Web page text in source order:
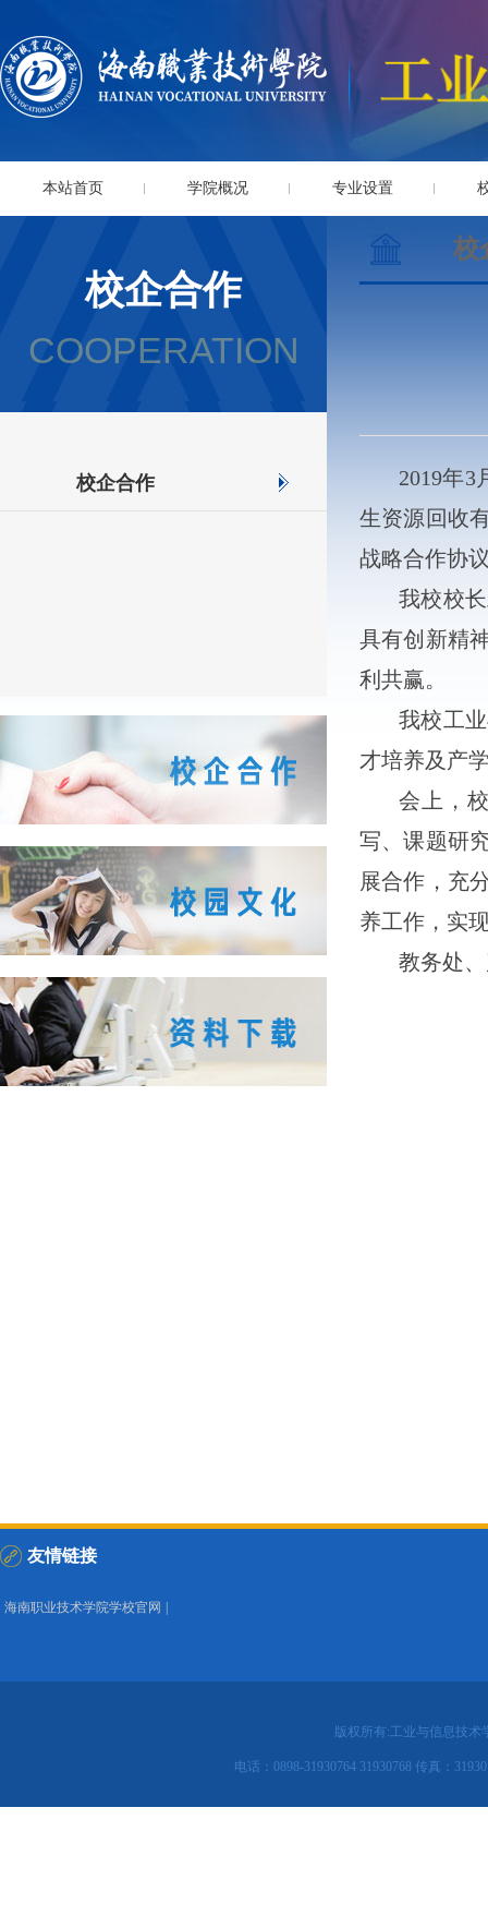
本站首页 学院概况 专业设置
校企合作
COOPERATION
校企合作
校
2019年
生资源回收
战略合作协
我校校
具有创新精
利共赢。
我校工
才培养及产
会上，
写、课题研
展合作，充
养工作，实
教务处
友情链接
海南职业技术学院学校官网
版权所有:工业与信息技
电话：0898-31930764 31930768 传真：